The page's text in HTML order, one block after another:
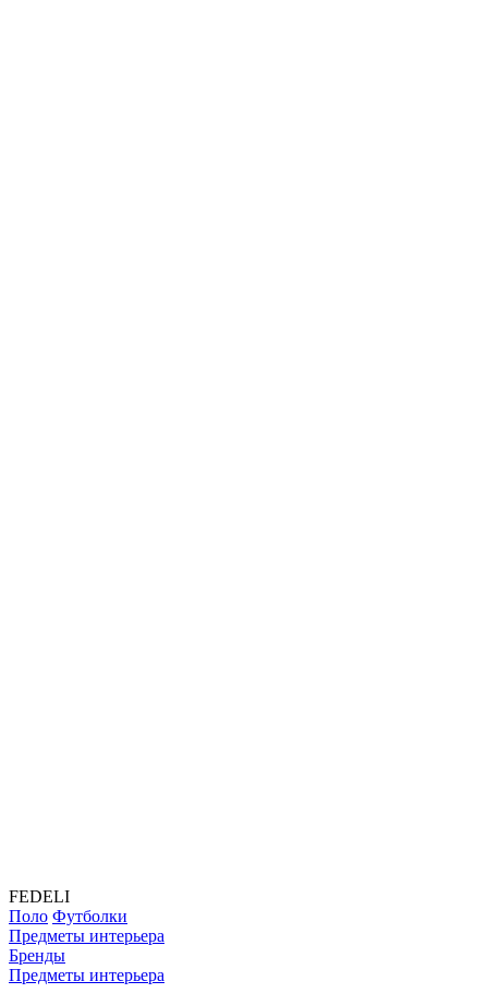
FEDELI
Поло Футболки
Предметы интерьера
Бренды
Предметы интерьера